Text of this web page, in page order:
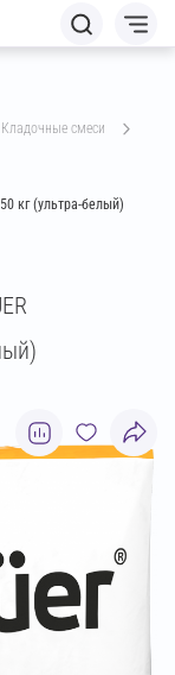
кладочные смеси
кг (ультра-белый)